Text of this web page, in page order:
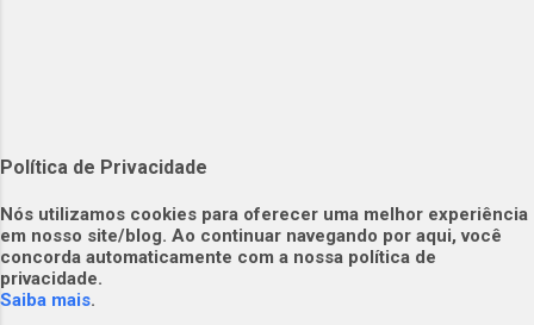
Política de Privacidade
​​Nós utilizamos cookies para oferecer uma melhor experiência
em nosso site/blog. Ao continuar navegando por aqui, você
concorda automaticamente com a nossa política de
privacidade.​
Saiba mais.